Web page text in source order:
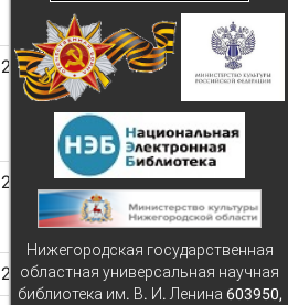
21
21
20
Нижегородская государственная
областная универсальная научная
библиотека им. В. И. Ленина 603950,